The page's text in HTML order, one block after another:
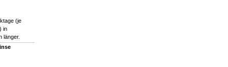
(je
in
länger.